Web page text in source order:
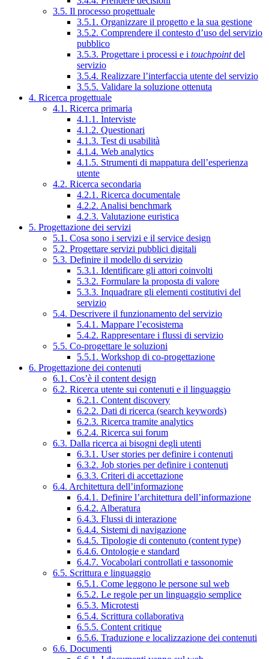
3.5. Il processo progettuale
3.5.1. Organizzare il progetto e la sua gestione
3.5.2. Comprendere il contesto d’uso del servizio
pubblico
3.5.3. Progettare i processi e i touchpointdel
servizio
3.5.4. Realizzare l’interfaccia utente del servizio
3.5.5. Validare la soluzione ottenuta
4. Ricerca progettuale
4.1. Ricerca primaria
4.1.1. Interviste
4.1.2. Questionari
4.1.3. Test di usabilità
4.1.4. Web analytics
4.1.5. Strumenti di mappatura dell’esperienza
utente
4.2. Ricerca secondaria
4.2.1. Ricerca documentale
4.2.2. Analisi benchmark
4.2.3. Valutazione euristica
5. Progettazione dei servizi
5.1. Cosa sono i servizi e il service design
5.2. Progettare servizi pubblici digitali
5.3. Definire il modello di servizio
5.3.1. Identificare gli attori coinvolti
5.3.2. Formulare la proposta di valore
5.3.3. Inquadrare gli elementi costitutivi del
servizio
5.4. Descrivere il funzionamento del servizio
5.4.1. Mappare l’ecosistema
5.4.2. Rappresentare i flussi di servizio
5.5. Co-progettare le soluzioni
5.5.1. Workshop di co-progettazione
6. Progettazione dei contenuti
6.1. Cos’è il content design
6.2. Ricerca utente sui contenuti e il linguaggio
6.2.1. Content discovery
6.2.2. Dati di ricerca (search keywords)
6.2.3. Ricerca tramite analytics
6.2.4. Ricerca sui forum
6.3. Dalla ricerca ai bisogni degli utenti
6.3.1. User stories per definire i contenuti
6.3.2. Job stories per definire i contenuti
6.3.3. Criteri di accettazione
6.4. Architettura dell’informazione
6.4.1. Definire l’architettura dell’informazione
6.4.2. Alberatura
6.4.3. Flussi di interazione
6.4.4. Sistemi di navigazione
6.4.5. Tipologie di contenuto (content type)
6.4.6. Ontologie e standard
6.4.7. Vocabolari controllati e tassonomie
6.5. Scrittura e linguaggio
6.5.1. Come leggono le persone sul web
6.5.2. Le regole per un linguaggio semplice
6.5.3. Microtesti
6.5.4. Scrittura collaborativa
6.5.5. Content critique
6.5.6. Traduzione e localizzazione dei contenuti
6.6. Documenti